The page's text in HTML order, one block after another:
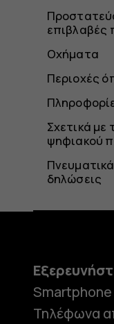
επιβλαβές
Οχήματα
Περιοχές
Σχετικά με
ψηφιακού
δηλώσεις
Smartphone
Τηλέφωνα